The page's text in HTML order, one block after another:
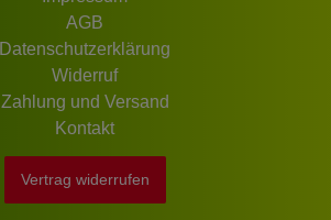
AGB
Datenschutzerklärung
Widerruf
Zahlung und Versand
Kontakt
Vertrag widerrufen